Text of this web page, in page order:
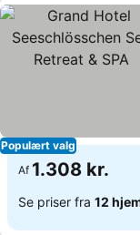
Populært valg
Af 1.308 kr.
Se priser fra 12